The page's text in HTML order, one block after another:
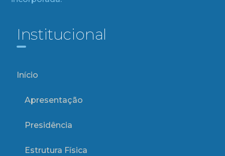
Institucional
Início
Apresentação
Presidência
Estrutura Física